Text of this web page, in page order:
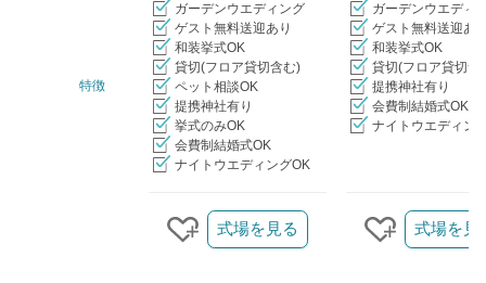
特徴
ガーデンウエディング
ゲスト無料送迎あり
和装挙式OK
貸切(フロア貸切含む)
ペット相談OK
提携神社有り
挙式のみOK
会費制結婚式OK
ナイトウエディングOK
ガーデンウエディ
ゲスト無料送迎あ
和装挙式OK
貸切(フロア貸切含
提携神社有り
会費制結婚式OK
ナイトウエディン
クリップする
式場を見る
クリップす
式場を見